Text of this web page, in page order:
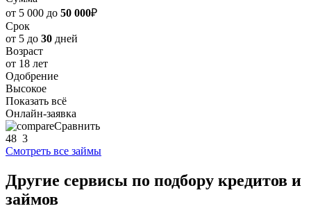
от 5 000 до 50 000₽
Срок
от 5 до 30 дней
Возраст
от 18 лет
Одобрение
Высокое
Показать всё
Онлайн-заявка
Сравнить
48 3
Смотреть все займы
Другие сервисы по подбору кредитов и
займов